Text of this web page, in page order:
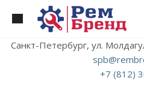
Санкт-Петербург, ул.
+7 (812)